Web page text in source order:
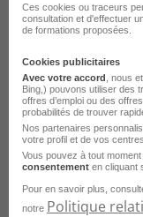
Emploi
Emploi Mécanicien
Emploi Chef de
Emploi Projeteur
Emploi
Emploi Ingénieur
Ces cookies ou traceurs
consultation et d'effectuer
de formations proposées.
Cookies publicitaires
Avec votre accord , nous
Bing,) pouvons utiliser des
offres d’emploi ou des
probabilités de trouver
Nos partenaires
votre profil et de vos centres
Vous pouvez à tout moment
consentement en cliquant
Pour en savoir plus,
notre Politique